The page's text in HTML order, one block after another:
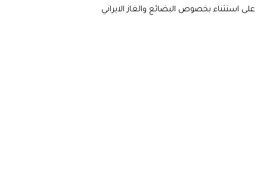
على استثناء بخصوص البضائع والغاز الايراني